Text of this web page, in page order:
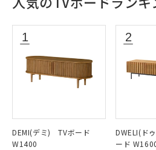
DEMI(デミ) TVボード
W1400
DWELI(ド
ード